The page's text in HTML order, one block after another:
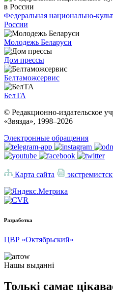
Федеральная национально-
России
Молодежь Беларуси
Дом прессы
Белтаможсервис
БелТА
© Редакционно-издательское
«Звязда», 1998–2026
Электронные обращения
Карта сайта
Разработка
ЦВР «Октябрьский»
Нашы выданні
Толькі самае